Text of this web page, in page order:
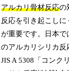
アルカリ骨材反応の
反応を引き起こしに
が重要です。日本
のアルカリシリカ反
JIS A 5308「コンク